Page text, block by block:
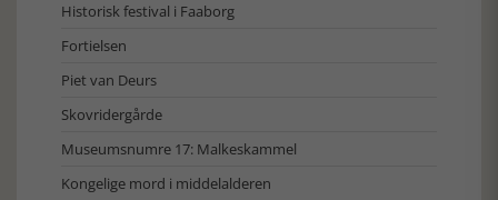
Historisk festival i Faaborg
Fortielsen
Piet van Deurs
Skovridergårde
Museumsnumre 17: Malkeskammel
Kongelige mord i middelalderen